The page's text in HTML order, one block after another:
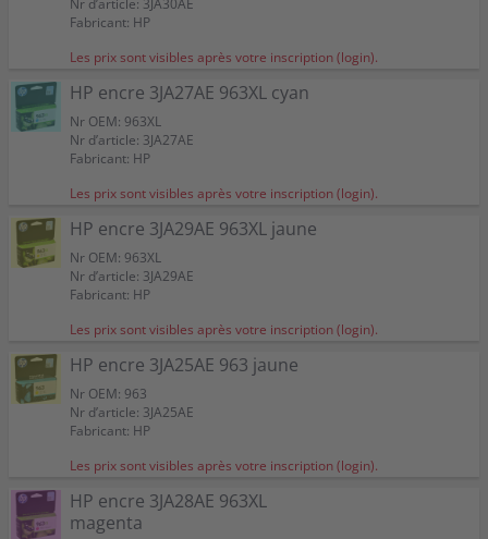
Nr d’article: 3JA30AE
Fabricant: HP
Les prix sont visibles après votre inscription (login).
HP encre 3JA27AE 963XL cyan
Nr OEM: 963XL
Nr d’article: 3JA27AE
Fabricant: HP
Les prix sont visibles après votre inscription (login).
HP encre 3JA29AE 963XL jaune
Nr OEM: 963XL
Nr d’article: 3JA29AE
Fabricant: HP
Les prix sont visibles après votre inscription (login).
HP encre 3JA25AE 963 jaune
Nr OEM: 963
Nr d’article: 3JA25AE
Fabricant: HP
Les prix sont visibles après votre inscription (login).
HP encre 3JA28AE 963XL
magenta